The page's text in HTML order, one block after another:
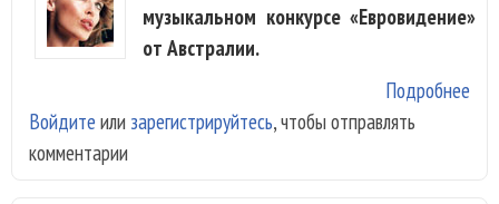
музыкальном конкурсе «Евровидение»
от Австралии.
Подробнее
Войдите или зарегистрируйтесь, чтобы отправлять
комментарии